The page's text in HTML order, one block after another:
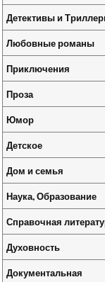
Детективы и
Любовные романы
Приключения
Проза
Юмор
Детское
Дом и семья
Наука, Образование
Справочная
Духовность
Документальная